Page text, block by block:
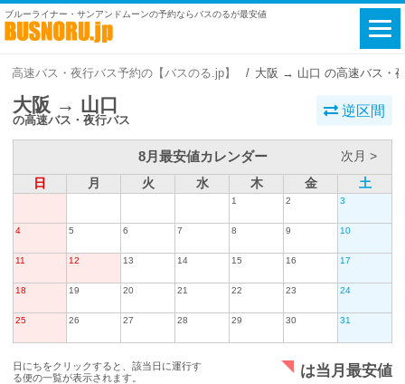
ブルーライナー・サンアンドムーンの予約ならバスのるが最安値
高速バス・夜行バス予約の【バスのる.jp】 大阪 → 山口 の高速バス・
大阪 → 山口
の高速バス・夜行バス
逆区間
8月最安値カレンダー
次月 >
日
月 火 水 木 金 土
1 2 3
4 5 6 7 8 9 10
11 12 13 14 15 16 17
18 19 20 21 22 23 24
25 26 27 28 29 30 31
日にちをクリックすると、該当日に運行す
る便の一覧が表示されます。
は当月最安値